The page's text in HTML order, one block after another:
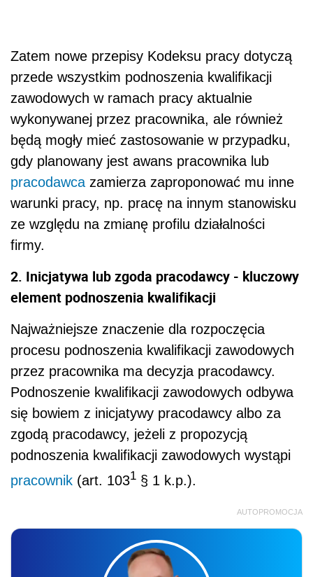
Zatem nowe przepisy Kodeksu pracy dotyczą
przede wszystkim podnoszenia kwalifikacji
zawodowych w ramach pracy aktualnie
wykonywanej przez pracownika, ale również
będą mogły mieć zastosowanie w przypadku,
gdy planowany jest awans pracownika lub
pracodawca zamierza zaproponować mu inne
warunki pracy, np. pracę na innym stanowisku
ze względu na zmianę profilu działalności
firmy.
2. Inicjatywa lub zgoda pracodawcy - kluczowy
element podnoszenia kwalifikacji
Najważniejsze znaczenie dla rozpoczęcia
procesu podnoszenia kwalifikacji zawodowych
przez pracownika ma decyzja pracodawcy.
Podnoszenie kwalifikacji zawodowych odbywa
się bowiem z inicjatywy pracodawcy albo za
zgodą pracodawcy, jeżeli z propozycją
podnoszenia kwalifikacji zawodowych wystąpi
pracownik (art. 1031 § 1 k.p.).
AUTOPROMOCJA